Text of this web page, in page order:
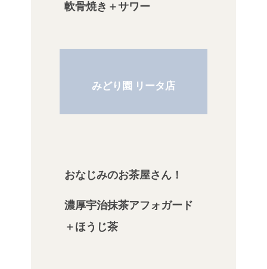
軟骨焼き＋サワー
みどり園 リータ店
おなじみのお茶屋さん！
濃厚宇治抹茶アフォガード
＋ほうじ茶